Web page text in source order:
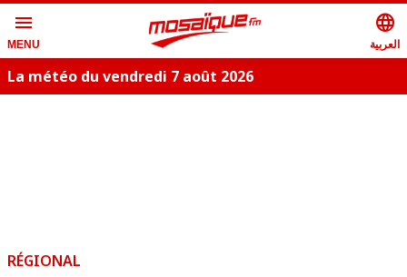
menu
MENU
language
العربية
La météo du vendredi 7 août 2026
RÉGIONAL